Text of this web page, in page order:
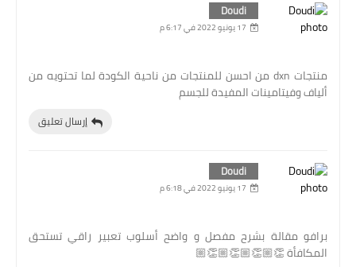
Doudi
17 يونيو 2022 في 6:17 م
منتجات dxn من احسن للمنتجات من ناحية الكودة لما تحتويه من
ألياف وفيتامينات المفيدة للجسم
إرسال تعليق
Doudi
17 يونيو 2022 في 6:18 م
برافو مقالة بشرح مفصل و واضح أسلوب تعبير راقي تستحق
المكافأة 👏🏼👏🏼👏🏼👏🏼